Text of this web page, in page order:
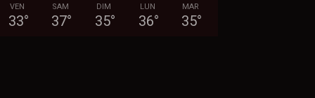
VEN
33°
SAM
37°
DIM
35°
LUN
36°
MAR
35°